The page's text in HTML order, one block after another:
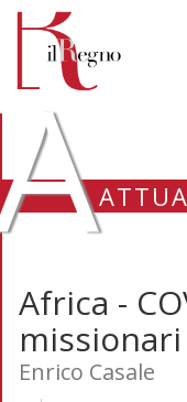
Africa -
missionari
Enrico Casale